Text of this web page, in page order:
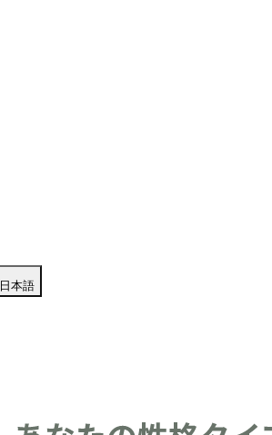
日本語